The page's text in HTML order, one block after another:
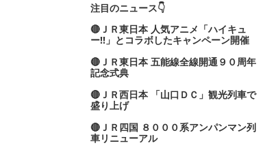
注目のニュース👇
🔴ＪＲ東日本 人気アニメ「ハイキュ
ー‼」とコラボしたキャンペーン開催
🔴ＪＲ東日本 五能線全線開通９０周年
記念式典
🔴ＪＲ西日本 「山口ＤＣ」観光列車で
盛り上げ
🔴ＪＲ四国 ８０００系アンパンマン列
車リニューアル